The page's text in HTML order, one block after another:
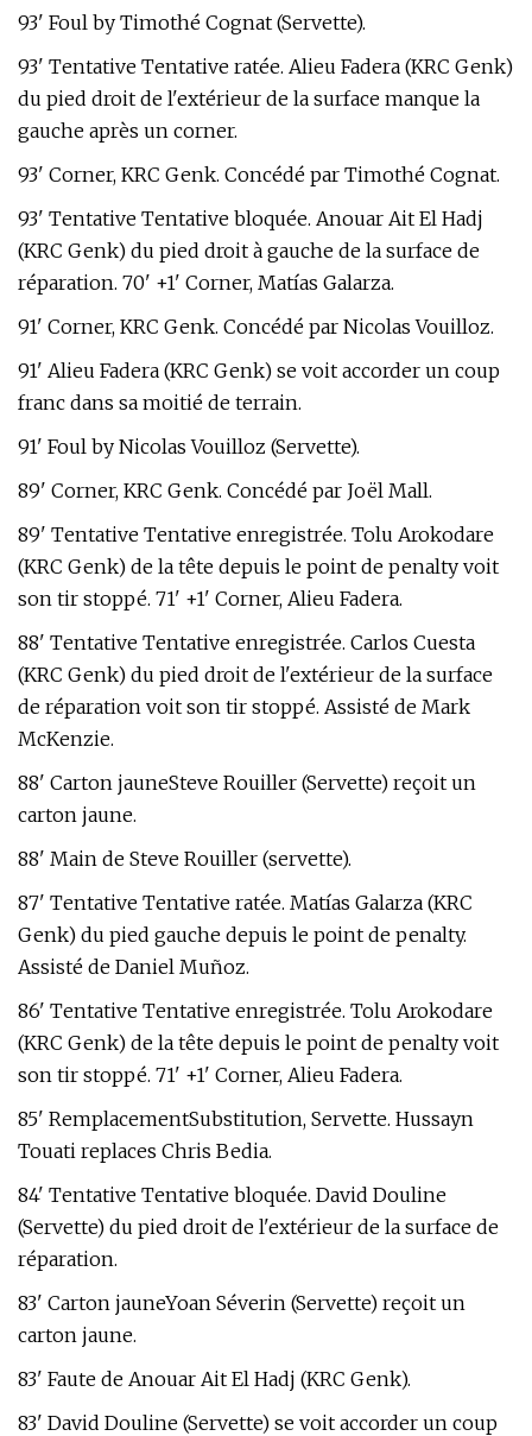
93' Foul by Timothé Cognat (Servette).
93' Tentative Tentative ratée. Alieu Fadera (KRC Genk)
du pied droit de l'extérieur de la surface manque la
gauche après un corner.
93' Corner, KRC Genk. Concédé par Timothé Cognat.
93' Tentative Tentative bloquée. Anouar Ait El Hadj
(KRC Genk) du pied droit à gauche de la surface de
réparation. 70' +1' Corner, Matías Galarza.
91' Corner, KRC Genk. Concédé par Nicolas Vouilloz.
91' Alieu Fadera (KRC Genk) se voit accorder un coup
franc dans sa moitié de terrain.
91' Foul by Nicolas Vouilloz (Servette).
89' Corner, KRC Genk. Concédé par Joël Mall.
89' Tentative Tentative enregistrée. Tolu Arokodare
(KRC Genk) de la tête depuis le point de penalty voit
son tir stoppé. 71' +1' Corner, Alieu Fadera.
88' Tentative Tentative enregistrée. Carlos Cuesta
(KRC Genk) du pied droit de l'extérieur de la surface
de réparation voit son tir stoppé. Assisté de Mark
McKenzie.
88' Carton jauneSteve Rouiller (Servette) reçoit un
carton jaune.
88' Main de Steve Rouiller (servette).
87' Tentative Tentative ratée. Matías Galarza (KRC
Genk) du pied gauche depuis le point de penalty.
Assisté de Daniel Muñoz.
86' Tentative Tentative enregistrée. Tolu Arokodare
(KRC Genk) de la tête depuis le point de penalty voit
son tir stoppé. 71' +1' Corner, Alieu Fadera.
85' RemplacementSubstitution, Servette. Hussayn
Touati replaces Chris Bedia.
84' Tentative Tentative bloquée. David Douline
(Servette) du pied droit de l'extérieur de la surface de
réparation.
83' Carton jauneYoan Séverin (Servette) reçoit un
carton jaune.
83' Faute de Anouar Ait El Hadj (KRC Genk).
83' David Douline (Servette) se voit accorder un coup